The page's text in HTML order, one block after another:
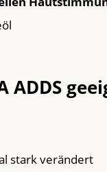
ADDS
stark verändert